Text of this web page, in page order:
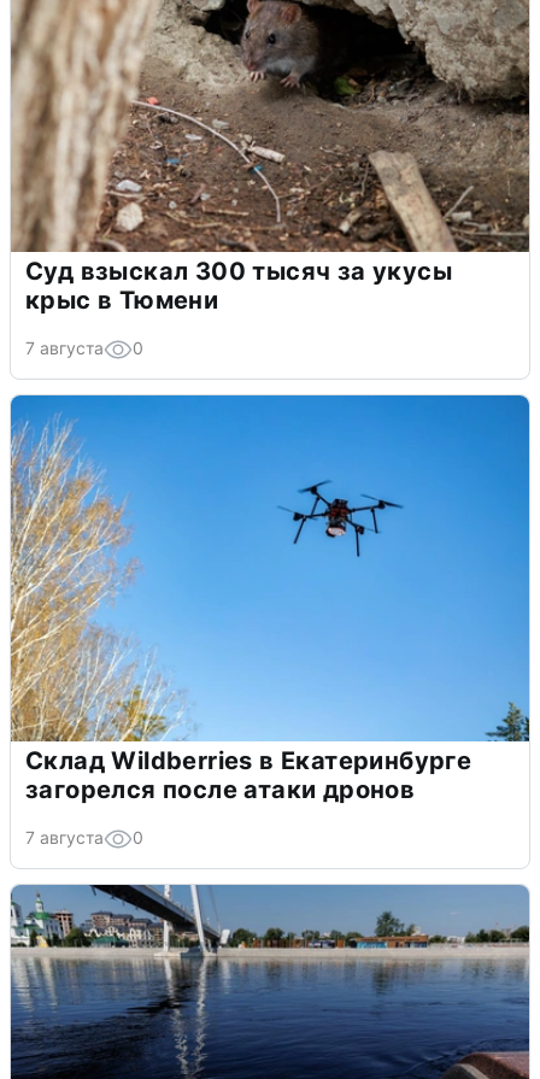
Суд взыскал 300 тысяч за укусы
крыс в Тюмени
7 августа 0
Склад Wildberries в Екатеринбурге
загорелся после атаки дронов
7 августа 0